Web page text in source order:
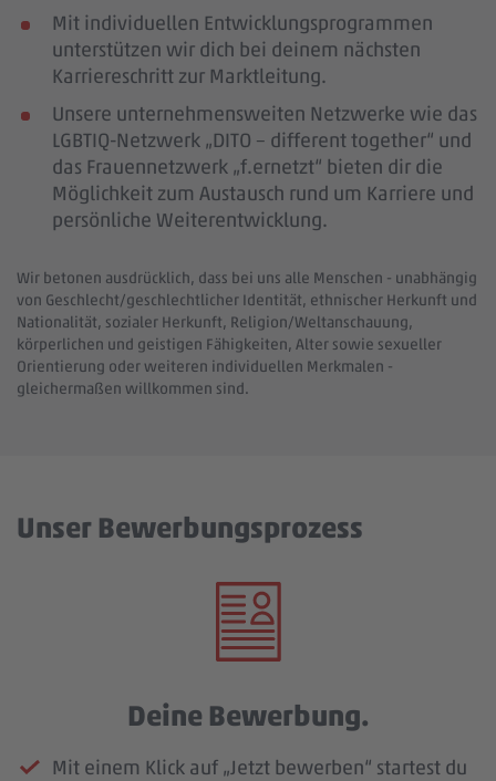
Mit individuellen Entwicklungsprogrammen
unterstützen wir dich bei deinem nächsten
Karriereschritt zur Marktleitung.
Unsere unternehmensweiten Netzwerke wie das
LGBTIQ-Netzwerk „DITO – different together“ und
das Frauennetzwerk „f.ernetzt“ bieten dir die
Möglichkeit zum Austausch rund um Karriere und
persönliche Weiterentwicklung.
Wir betonen ausdrücklich, dass bei uns alle Menschen - unabhängig
von Geschlecht/geschlechtlicher Identität, ethnischer Herkunft und
Nationalität, sozialer Herkunft, Religion/Weltanschauung,
körperlichen und geistigen Fähigkeiten, Alter sowie sexueller
Orientierung oder weiteren individuellen Merkmalen -
gleichermaßen willkommen sind.
Unser Bewerbungsprozess
Deine Bewerbung.
Mit einem Klick auf „Jetzt bewerben“ startest du